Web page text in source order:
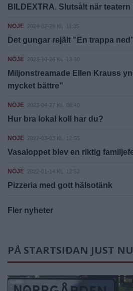
BILDEXTRA. Slutsålt när
NÖJE 2024-02-29 KL. 11:35
Det gungar rejält ”En trappa
NÖJE 2023-10-26 KL. 13:30
Miljonstreamade Ellen Krauss
mycket bättre”
NÖJE 2023-04-27 KL. 08:40
Hur bra lokal koll har du?
NÖJE 2022-03-03 KL. 12:55
Vasaloppet blev en riktig
NÖJE 2022-01-14 KL. 12:52
Pizzeria med gott hälsotänk
Fler nyheter
PÅ STARTSIDAN JUST NU